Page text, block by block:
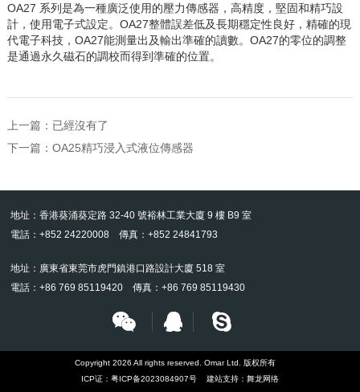
OA27 系列是為一種廣泛使用的壓力傳感器，高精度，堅固和精巧設
計，使用電子式設定。 OA27整體誤差低及長期穩定性良好，精確的現
代電子科技， OA27能測量出及輸出準確的讀數。 OA27的零位的調整
是通過永久磁石的調校而得到準確的位置。
上一篇：已經沒有了
下一篇： OA25精巧浸入式液位傳感器
地址：香港葵涌葵定路 32-40 號裕林工業大廈 9 樓 B9 室
電話：+852 24220008 傳真：+852 24841793
地址：廣東省東莞市虎門鎮港口路設計大廈 518 室
電話：+86 769 85119420 傳真：+86 769 85119430
Copyright 2026 All rights reserved. Omar Ltd. 版权所有
ICP证： 粤ICP备2023084907号 建站支持： 舞龙网络